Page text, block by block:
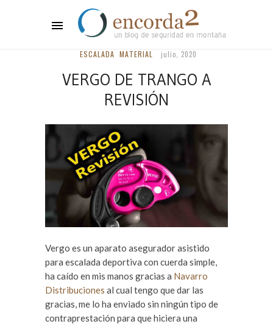
ESCALADA MATERIAL julio, 2020
VERGO DE TRANGO A
REVISIÓN
Vergo es un aparato asegurador asistido
para escalada deportiva con cuerda simple,
ha caído en mis manos gracias a Navarro
Distribuciones al cual tengo que dar las
gracias, me lo ha enviado sin ningún tipo de
contraprestación para que hiciera una